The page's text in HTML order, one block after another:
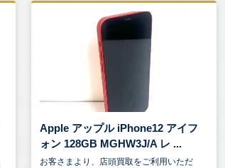
Apple アップル iPhone12 アイフ
ォン 128GB MGHW3J/A レ ...
お客さまより、店頭買取をご利用いただ